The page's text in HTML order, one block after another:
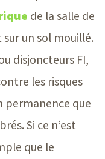
de la salle de
un sol mouillé.
disjoncteurs FI,
les risques
permanence que
Si ce n’est
que le